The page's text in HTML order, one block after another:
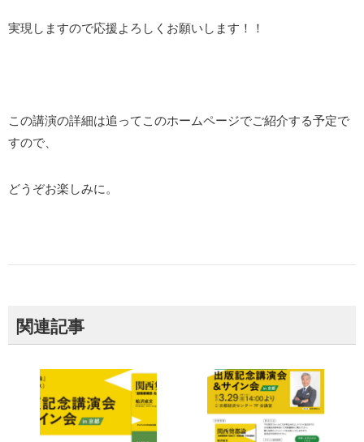
実現しますので応援よろしくお願いします！！
この講演の詳細は追ってこのホームページでご紹介する予定で
すので、
どうぞお楽しみに。
関連記事